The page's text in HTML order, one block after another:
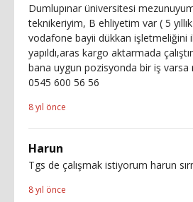
Dumlupınar üniversitesi
teknikeriyim, B ehliyetim var ( 5
vodafone bayii dükkan işletmeliğini
yapıldı,aras kargo aktarmada
bana uygun pozisyonda bir iş
0545 600 56 56
8 yıl önce
Harun
Tgs de çalışmak istiyorum harun
8 yıl önce